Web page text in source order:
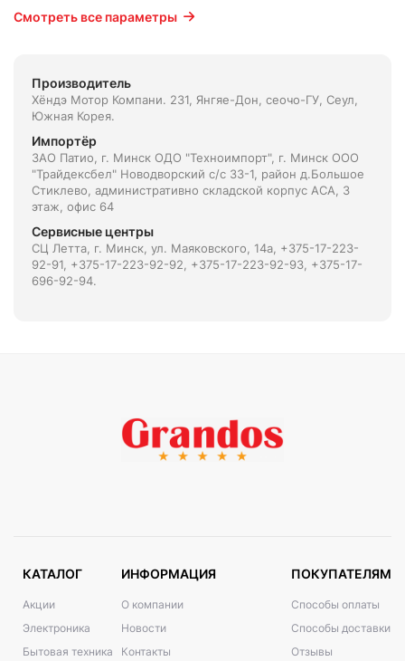
Смотреть все параметры
Производитель
Хёндэ Мотор Компани. 231, Янгяе-Дон, сеочо-ГУ, Сеул,
Южная Корея.
Импортёр
ЗАО Патио, г. Минск ОДО "Техноимпорт", г. Минск ООО
"Трайдексбел" Новодворский с/с 33-1, район д.Большое
Стиклево, административно складской корпус АСА, 3
этаж, офис 64
Сервисные центры
СЦ Летта, г. Минск, ул. Маяковского, 14а, +375-17-223-
92-91, +375-17-223-92-92, +375-17-223-92-93, +375-17-
696-92-94.
КАТАЛОГ
Акции
Электроника
Бытовая техника
ИНФОРМАЦИЯ
О компании
Новости
Контакты
ПОКУПАТЕЛЯМ
Способы оплаты
Способы доставки
Отзывы